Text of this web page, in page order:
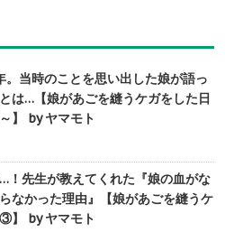
。当時のことを思い出した娘が語っ
は…【娘があごを縫うケガをした日
】 by ヤマモト
！先生が教えてくれた『娘の血がな
なかった理由』【娘があごを縫うケ
】 by ヤマモト